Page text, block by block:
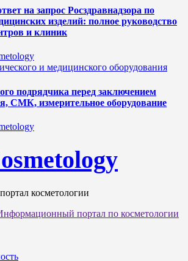
на запрос Росздравнадзора по
изделий: полное руководство
и клиник
и медицинского оборудования
подрядчика перед заключением
СМК, измерительное оборудование
косметологии
портал по косметологии